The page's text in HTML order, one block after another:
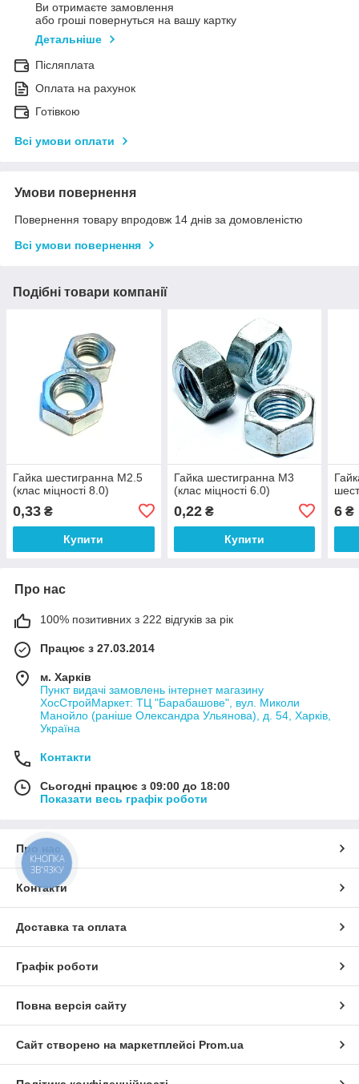
Ви отримаєте замовлення
або гроші повернуться на вашу картку
Детальніше
Післяплата
Оплата на рахунок
Готівкою
Всі умови оплати
Умови повернення
Повернення товару впродовж 14 днів за домовленістю
Всі умови повернення
Подібні товари компанії
Гайка шестигранна М2.5
(клас міцності 8.0)
0,33 ₴
Купити
Гайка шестигранна М3
(клас міцності 6.0)
0,22₴
Купити
6 ₴
Про нас
100% позитивних з 222 відгуків за рік
Працює з 27.03.2014
м. Харків
Пункт видачі замовлень інтернет магазину
ХосСтройМаркет: ТЦ "Барабашове", вул. Миколи
Манойло (раніше Олександра Ульянова), д. 54, Харків,
Україна
Контакти
Сьогодні працює з 09:00 до 18:00
Показати весь графік роботи
Про нас
Контакти
Доставка та оплата
Графік роботи
Повна версія сайту
Сайт створено на маркетплейсі Prom.ua
КНОПКА
ЗВ'ЯЗКУ